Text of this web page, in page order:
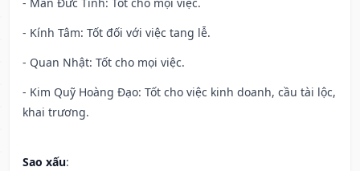
- Kính Tâm: Tốt đối với việc tang lễ.
- Quan Nhật: Tốt cho mọi việc.
- Kim Quỹ Hoàng Đạo: Tốt cho việc kinh doanh, cầu tài lộc,
khai trương.
Sao xấu: